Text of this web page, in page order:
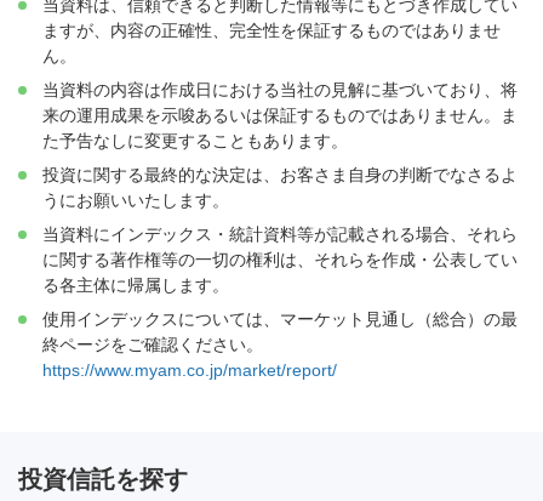
当資料は、信頼できると判断した情報等にもとづき作成してい
ますが、内容の正確性、完全性を保証するものではありませ
ん。
当資料の内容は作成日における当社の見解に基づいており、将
来の運用成果を示唆あるいは保証するものではありません。ま
た予告なしに変更することもあります。
投資に関する最終的な決定は、お客さま自身の判断でなさるよ
うにお願いいたします。
当資料にインデックス・統計資料等が記載される場合、それら
に関する著作権等の一切の権利は、それらを作成・公表してい
る各主体に帰属します。
使用インデックスについては、マーケット見通し（総合）の最
終ページをご確認ください。
https://www.myam.co.jp/market/report/
投資信託を探す